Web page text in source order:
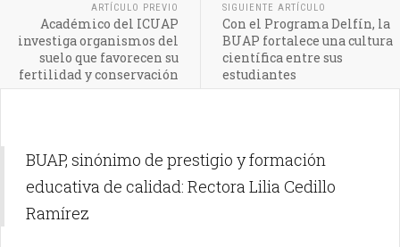
ARTÍCULO PREVIO
Académico del ICUAP
investiga organismos del
suelo que favorecen su
fertilidad y conservación
SIGUIENTE ARTÍCULO
Con el Programa Delfín, la
BUAP fortalece una cultura
científica entre sus
estudiantes
BUAP, sinónimo de prestigio y formación
educativa de calidad: Rectora Lilia Cedillo
Ramírez